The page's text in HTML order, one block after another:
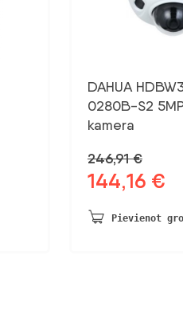
DAHUA
0280B-S2
kamera
246,91€
Sākotnējā
bija:
144,16 €
ir:
Pievienot